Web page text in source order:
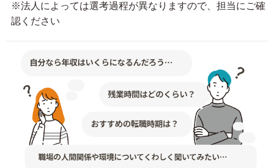
※法人によっては選考過程が異なりますので、担当にご確
認ください